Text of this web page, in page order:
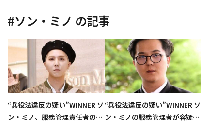
#ソン・ミノ の記事
“兵役法違反の疑い”WINNER ソ
ン・ミノ、服務管理責任者の裁
“兵役法違反の疑い”WINNER ソ
ン・ミノの服務管理者が容疑を